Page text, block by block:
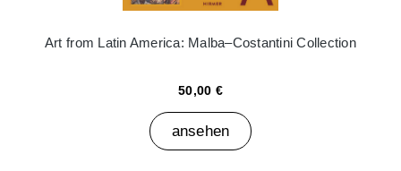
Art from Latin America: Malba–Costantini Collection
50,00 €
ansehen